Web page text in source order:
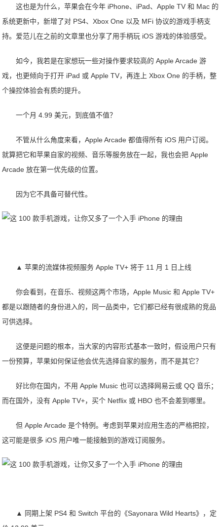
这也是为什么，苹果会在今年 iPhone、iPad、Apple TV 和 Mac 的
系统更新中，新增了对 PS4、Xbox One 以及 MFi 协议的游戏手柄支
持。爱范儿在之前的文章里也分享了用手柄玩 iOS 游戏的体验感受。
如今，我若是在家想玩一些对操作要求较高的 Apple Arcade 游
戏，也更倾向于打开 iPad 或 Apple TV，再连上 Xbox One 的手柄，整
个操控体验会有质的提升。
一个月 4.99 美元，到底值不值？
不管从什么角度来看，Apple Arcade 都值得所有 iOS 用户订阅。
就算把它和苹果自家的视频、音乐等服务放在一起，我也会把 Apple
Arcade 放在第一优先级的位置。
因为它不具备可替代性。
▲ 苹果的流媒体视频服务 Apple TV+ 将于 11 月 1 日上线
你会看到，在音乐、视频这两个市场，Apple Music 和 Apple TV+
都是以跟随者的身份进入的，同一品类中，它们都已经有很成熟的竞品
可供选择。
这便是问题的根本，当大家的内容形式基本一致时，假设用户只有
一份预算，苹果如何保证他会优先选择自家的服务，而不是其它？
好比你在国内，不用 Apple Music 也可以选择网易云或 QQ 音乐；
而在国外，没有 Apple TV+，买个 Netflix 或 HBO 也不会差到哪里。
但 Apple Arcade 是个特例。考虑到苹果对应用生态的严格把控，
这可能是很多 iOS 用户唯一能接触到的游戏订阅服务。
▲ 同期上架 PS4 和 Switch 平台的《Sayonara Wild Hearts》，定